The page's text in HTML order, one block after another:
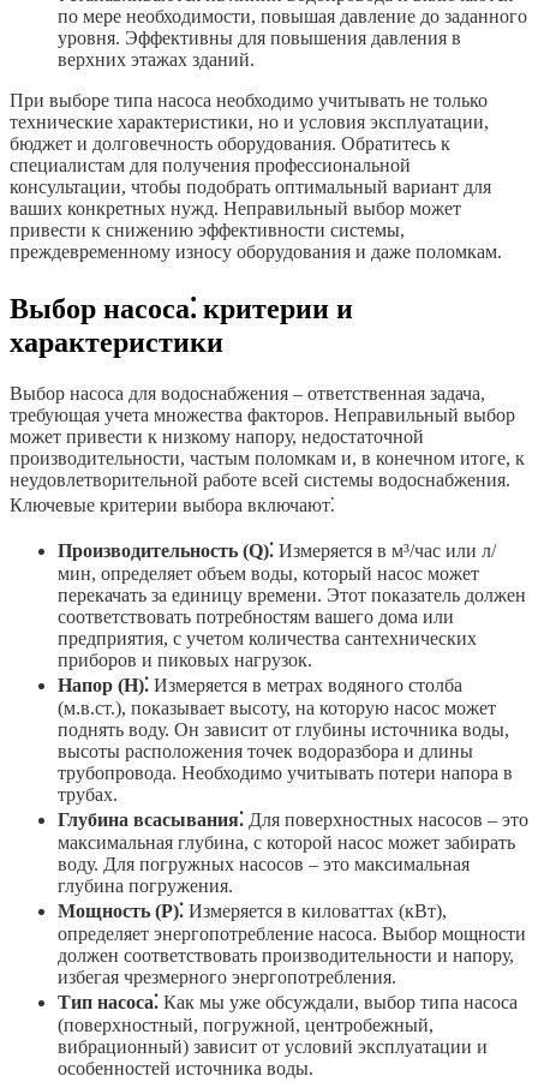
по мере необходимости, повышая давление до заданного
уровня. Эффективны для повышения давления в
верхних этажах зданий.
При выборе типа насоса необходимо учитывать не только
технические характеристики, но и условия эксплуатации,
бюджет и долговечность оборудования. Обратитесь к
специалистам для получения профессиональной
консультации, чтобы подобрать оптимальный вариант для
ваших конкретных нужд. Неправильный выбор может
привести к снижению эффективности системы,
преждевременному износу оборудования и даже поломкам.
Выбор насоса⁚ критерии и
характеристики
Выбор насоса для водоснабжения – ответственная задача,
требующая учета множества факторов. Неправильный выбор
может привести к низкому напору, недостаточной
производительности, частым поломкам и, в конечном итоге, к
неудовлетворительной работе всей системы водоснабжения.
Ключевые критерии выбора включают⁚
Производительность (Q)⁚ Измеряется в м³/час или л/
мин, определяет объем воды, который насос может
перекачать за единицу времени. Этот показатель должен
соответствовать потребностям вашего дома или
предприятия, с учетом количества сантехнических
приборов и пиковых нагрузок.
Напор (H)⁚ Измеряется в метрах водяного столба
(м.в.ст.), показывает высоту, на которую насос может
поднять воду. Он зависит от глубины источника воды,
высоты расположения точек водоразбора и длины
трубопровода. Необходимо учитывать потери напора в
трубах.
Глубина всасывания⁚ Для поверхностных насосов – это
максимальная глубина, с которой насос может забирать
воду. Для погружных насосов – это максимальная
глубина погружения.
Мощность (P)⁚ Измеряется в киловаттах (кВт),
определяет энергопотребление насоса. Выбор мощности
должен соответствовать производительности и напору,
избегая чрезмерного энергопотребления.
Тип насоса⁚ Как мы уже обсуждали, выбор типа насоса
(поверхностный, погружной, центробежный,
вибрационный) зависит от условий эксплуатации и
особенностей источника воды.